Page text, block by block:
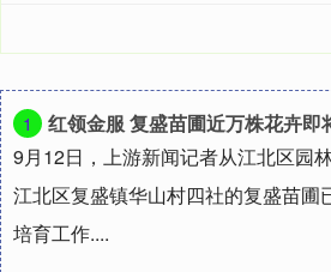
1
红领金服 复盛苗圃近万株花卉即将“上岗”
9月12日，上游新闻记者从江北区园
江北区复盛镇华山村四社的复盛苗圃
培育工作....